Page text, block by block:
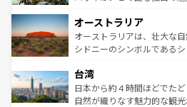
部のニューオーリンズでは、
文化が魅力。旅行者はアメ
しみながら、その多様性と
ならではの贅沢な旅のスタイルだ。 なお、新着
情報はコンテンツ一覧を参
ワイ島は見逃せない。また、
島だが、静かな自然を求め
おすすめ。エメラルドグリ
れるおもてなしの心で訪れ
人々、おいしいローカルフ
ク、伝統的なフラダンスな
オーストラリア
オーストラリアは、壮大な
シドニーのシンボルである
リアリーフや大陸中央部にそ
ク）、タスマニアの美しい
ど、見どころがたくさん。
台湾
日本から約４時間ほどでた
自然が織りなす魅力的な観